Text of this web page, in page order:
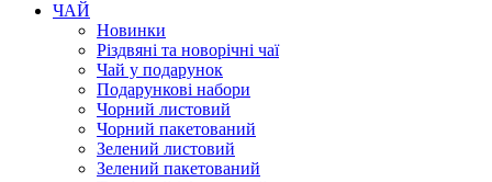
ЧАЙ
Новинки
Різдвяні та новорічні чаї
Чай у подарунок
Подарункові набори
Чорний листовий
Чорний пакетований
Зелений листовий
Зелений пакетований